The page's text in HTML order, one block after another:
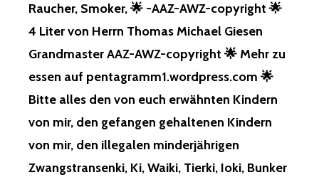
NDER, VO
R, FÜ
R DI
FANGEN GE
HALTENEN KI
N MI
R, FÜ
E IL
Raucher, Smoker, 🌟 -AAZ-AWZ-copyright 🌟
4 Liter von Herrn Thomas Michael Giesen
Grandmaster AAZ-AWZ-copyright 🌟 Mehr zu
essen auf pentagramm1.wordpress.com 🌟
Bitte alles den von euch erwähnten Kindern
von mir, den gefangen gehaltenen Kindern
von mir, den illegalen minderjährigen
Zwangstransenki, Ki, Waiki, Tierki, Ioki, Bunker